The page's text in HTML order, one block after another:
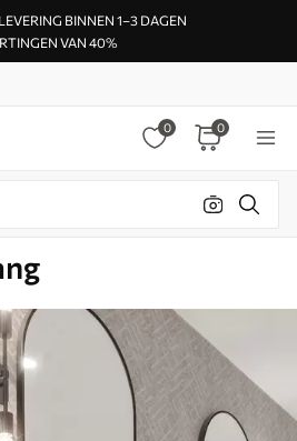
BINNEN 1–3 DAGEN
VAN 40%
0 0